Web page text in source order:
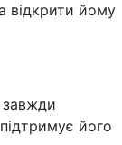
відкрити йому
завжди
його